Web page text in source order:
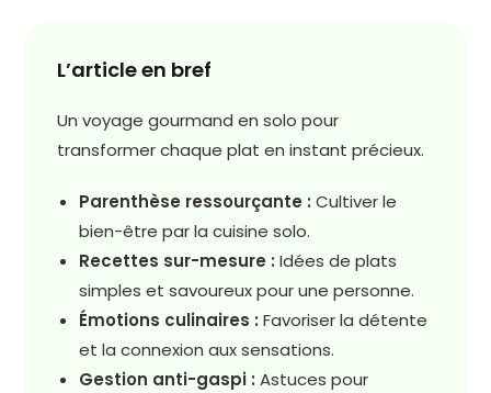
L’article en bref
Un voyage gourmand en solo pour
transformer chaque plat en instant précieux.
Parenthèse ressourçante : Cultiver le
bien-être par la cuisine solo.
Recettes sur-mesure : Idées de plats
simples et savoureux pour une personne.
Émotions culinaires : Favoriser la détente
et la connexion aux sensations.
Gestion anti-gaspi : Astuces pour